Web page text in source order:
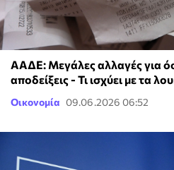
ΑΑΔΕ: Μεγάλες αλλαγές για
αποδείξεις - Τι ισχύει με τα
Οικονομία 09.06.2026 06:52